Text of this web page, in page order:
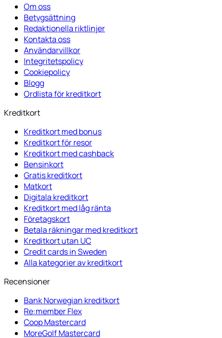
Om oss
Betygsättning
Redaktionella riktlinjer
Kontakta oss
Användarvillkor
Integritetspolicy
Cookiepolicy
Blogg
Ordlista för kreditkort
Kreditkort
Kreditkort med bonus
Kreditkort för resor
Kreditkort med cashback
Bensinkort
Gratis kreditkort
Matkort
Digitala kreditkort
Kreditkort med låg ränta
Företagskort
Betala räkningar med kreditkort
Kreditkort utan UC
Credit cards in Sweden
Alla kategorier av kreditkort
Recensioner
Bank Norwegian kreditkort
Re:member Flex
Coop Mastercard
MoreGolf Mastercard